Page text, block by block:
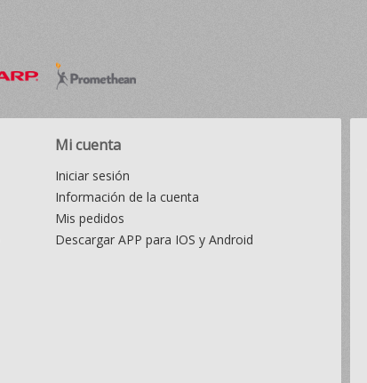
Mi cuenta
Iniciar sesión
Información de la cuenta
Mis pedidos
Descargar APP para IOS y Android